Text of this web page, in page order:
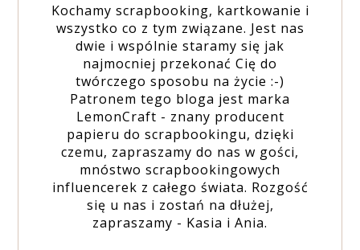
Kochamy scrapbooking, kartkowanie i
wszystko co z tym związane. Jest nas
dwie i wspólnie staramy się jak
najmocniej przekonać Cię do
twórczego sposobu na życie :-)
Patronem tego bloga jest marka
LemonCraft - znany producent
papieru do scrapbookingu, dzięki
czemu, zapraszamy do nas w gości,
mnóstwo scrapbookingowych
influencerek z całego świata. Rozgość
się u nas i zostań na dłużej,
zapraszamy - Kasia i Ania.